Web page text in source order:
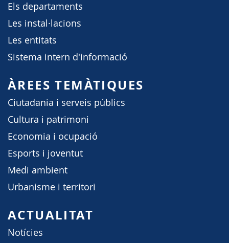
Els departaments
Les instal·lacions
Les entitats
Sistema intern d'informació
ÀREES TEMÀTIQUES
Ciutadania i serveis públics
Cultura i patrimoni
Economia i ocupació
Esports i joventut
Medi ambient
Urbanisme i territori
ACTUALITAT
Notícies